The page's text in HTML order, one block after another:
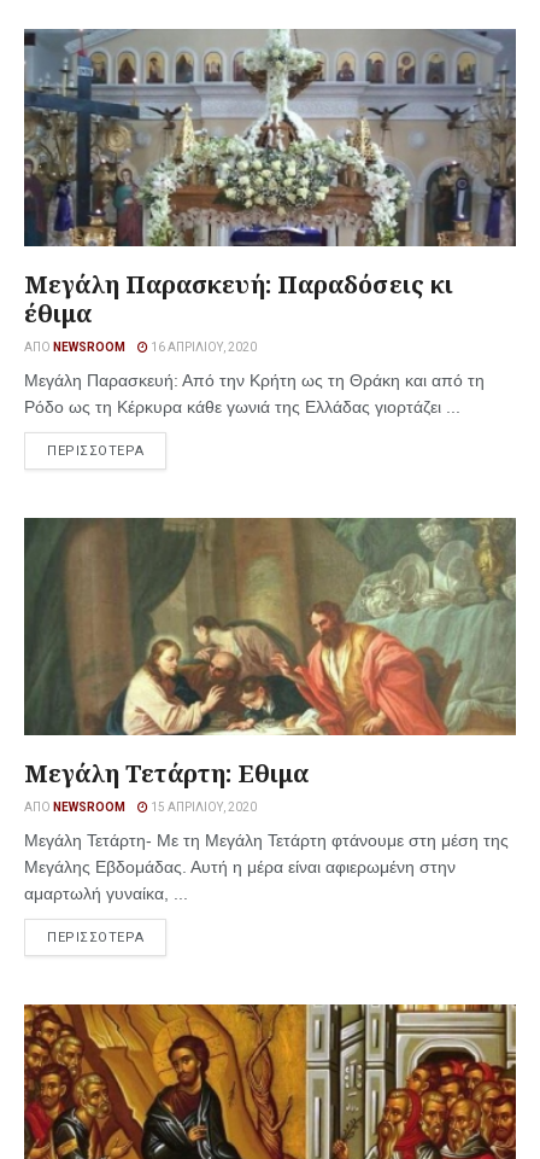
Μεγάλη Παρασκευή: Παραδόσεις κι
έθιμα
ΑΠΌ NEWSROOM 16 ΑΠΡΙΛΊΟΥ, 2020
Μεγάλη Παρασκευή: Από την Κρήτη ως τη Θράκη και από τη
Ρόδο ως τη Κέρκυρα κάθε γωνιά της Ελλάδας γιορτάζει ...
ΠΕΡΙΣΣΟΤΕΡΑ
Μεγάλη Τετάρτη: Εθιμα
ΑΠΌ NEWSROOM 15 ΑΠΡΙΛΊΟΥ, 2020
Μεγάλη Τετάρτη- Με τη Μεγάλη Τετάρτη φτάνουμε στη μέση της
Μεγάλης Εβδομάδας. Αυτή η μέρα είναι αφιερωμένη στην
αμαρτωλή γυναίκα, ...
ΠΕΡΙΣΣΟΤΕΡΑ